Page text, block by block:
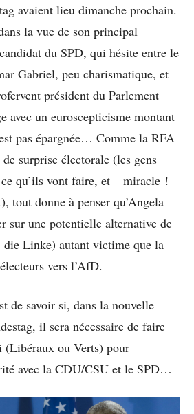
avaient lieu dimanche prochain.
la vue de son principal
du SPD, qui hésite entre le
Gabriel, peu charismatique, et
président du Parlement
avec un euroscepticisme montant
pas épargnée… Comme la RFA
surprise électorale (les gens
qu’ils vont faire, et – miracle ! –
tout donne à penser qu’Angela
sur une potentielle alternative de
die Linke) autant victime que la
vers l’AfD.
de savoir si, dans la nouvelle
il sera nécessaire de faire
(Libéraux ou Verts) pour
avec la CDU/CSU et le SPD…